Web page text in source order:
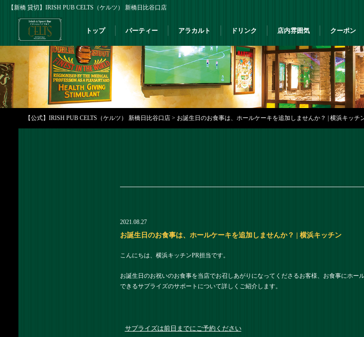
【新橋 貸切】IRISH PUB CELTS（ケルツ） 新橋日比谷口店
トップ パーティー アラカルト ドリンク 店内雰囲気 クーポン
【公式】IRISH PUB CELTS（ケルツ） 新橋日比谷口店 > お誕生日のお食事は、ホールケーキを追加しませんか？ | 横浜キッチ
2021.08.27
お誕生日のお食事は、ホールケーキを追加しませんか？ | 横浜キッチン
こんにちは、横浜キッチンPR担当です。
お誕生日のお祝いのお食事を当店でお召しあがりになってくださるお客様、お食事にホ
できるサプライズのサポートについて詳しくご紹介します。
サプライズは前日までにご予約ください